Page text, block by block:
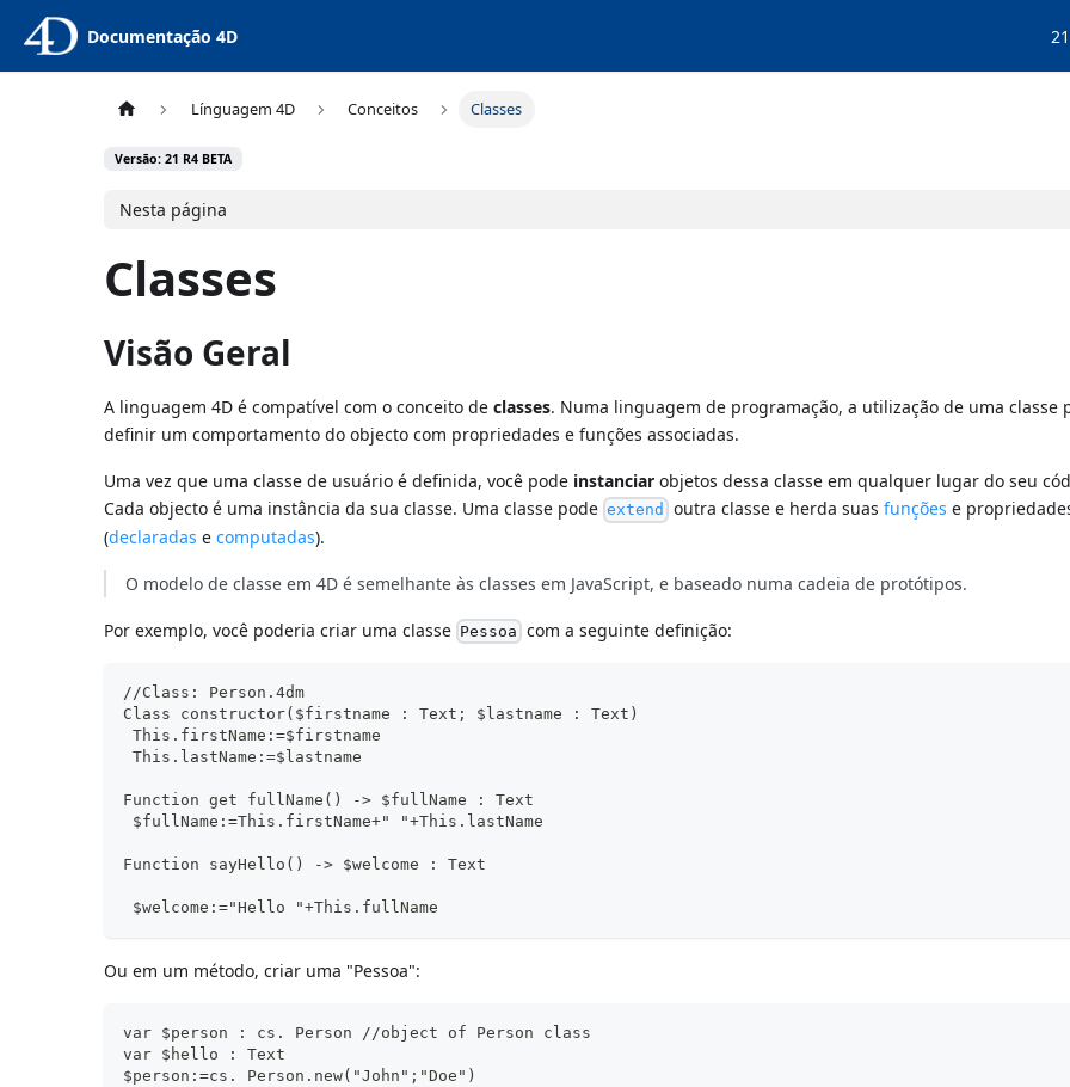
Documentação 4D
Línguagem 4D Conceitos Classes
Versão: 21 R4 BETA
Nesta página
Classes
Visão Geral
A linguagem 4D é compatível com o conceito declasses. Numa linguagem de programação, a utilização de uma classe
definir um comportamento do objecto com propriedades e funções associadas.
Uma vez que uma classe de usuário é definida, você pode instanciar objetos dessa classe em qualquer lugar do seu
Cada objecto é uma instância da sua classe. Uma classe pode extend outra classe e herda suas funções e
(declaradas ecomputadas).
O modelo de classe em 4D é semelhante às classes em JavaScript, e baseado numa cadeia de protótipos.
Por exemplo, você poderia criar uma classe Pessoa com a seguinte definição:
//Class: Person.4dm
Class constructor($firstname : Text; $lastname : Text)
This.firstName:=$firstname
This.lastName:=$lastname
Function get fullName() -> $fullName : Text
$fullName:=This.firstName+" "+This.lastName
Function sayHello() -> $welcome : Text
$welcome:="Hello "+This.fullName
Ou em um método, criar uma "Pessoa":
var $person : cs. Person //object of Person class
var $hello : Text
$person:=cs. Person.new("John";"Doe")